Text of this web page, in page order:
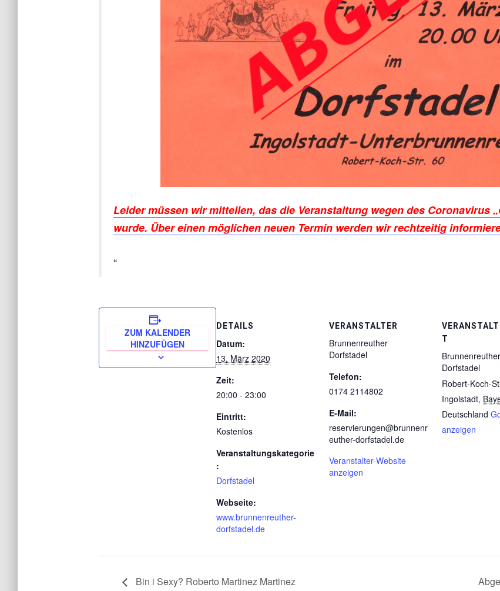
Leider müssen wir mitteilen, das die Veranstaltung wegen des Coronavirus
wurde. Über einen möglichen neuen Termin werden wir rechtzeitig
ZUM KALENDER
HINZUFÜGEN
DETAILS
Datum:
13. März 2020
Zeit:
20:00 - 23:00
Eintritt:
Kostenlos
Veranstaltungskategorie
:
Dorfstadel
Webseite:
www.brunnenreuther-
dorfstadel.de
VERANSTALTER
Brunnenreuther
Dorfstadel
Telefon:
0174 2114802
E-Mail:
reservierungen@brunnenr
euther-dorfstadel.de
Veranstalter-Website
anzeigen
T
Brunnenreuther
Dorfstadel
Robert-Koch-
Ingolstadt,
Deutschland
anzeigen
Bin i Sexy? Roberto Martinez Martinez